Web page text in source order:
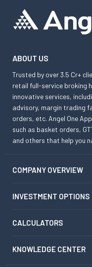
ABOUT US
Trusted by over 3.5 Cr+
retail full-service broking
innovative services,
advisory, margin trading
orders, etc. Angel One
such as basket orders,
and others that help you
COMPANY OVERVIEW
INVESTMENT OPTIONS
CALCULATORS
KNOWLEDGE CENTER